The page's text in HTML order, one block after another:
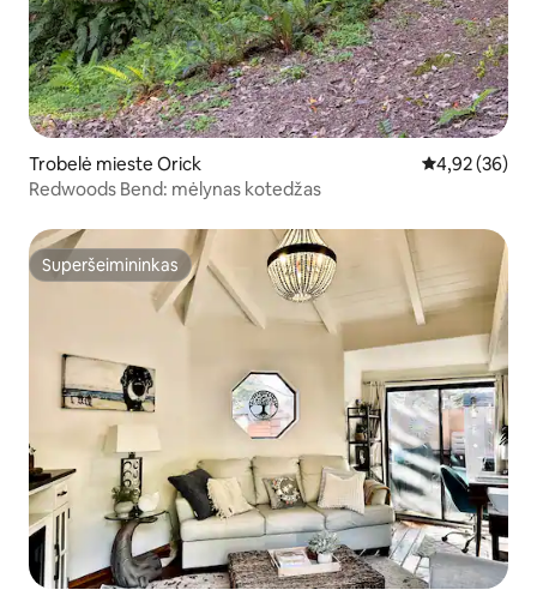
Trobelė mieste Orick Vidutinis
4,92 (36)
Redwoods Bend: mėlynas kotedžas
Superšeimininkas
Superšeimininkas